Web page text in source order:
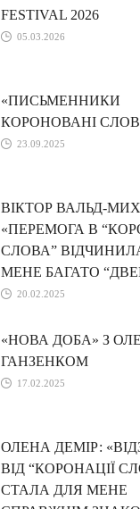
FESTIVAL 2026
05.03.2026
«ПИСЬМЕННИКИ
КОРОНОВАНІ
23.09.2025
ВІКТОР ВАЛЬД-
«ПЕРЕМОГА В
СЛОВА”
МЕНЕ БАГАТО
20.02.2025
«НОВА ДОБА» З
ГАНЗЕНКОМ
17.02.2025
ОЛЕНА ДЕМІР:
ВІД “КОРОНАЦІЇ
СТАЛА ДЛЯ МЕНЕ